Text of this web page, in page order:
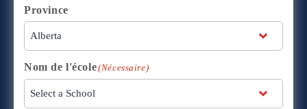
Province
Nom de l'école(Nécessaire)